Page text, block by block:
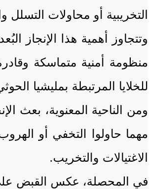
التخريبية أو محاولات التسلل
وتتجاوز أهمية هذا الإنجاز
منظومة أمنية متماسكة
للخلايا المرتبطة بمليشيا
ومن الناحية المعنوية، بعث
مهما حاولوا التخفي أو
الاغتيالات والتخريب.
في المحصلة، عكس القبض على